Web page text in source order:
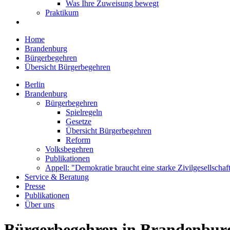
Was Ihre Zuweisung bewegt
Praktikum
Home
Brandenburg
Bürgerbegehren
Übersicht Bürgerbegehren
Berlin
Brandenburg
Bürgerbegehren
Spielregeln
Gesetze
Übersicht Bürgerbegehren
Reform
Volksbegehren
Publikationen
Appell: "Demokratie braucht eine starke
Service & Beratung
Presse
Publikationen
Über uns